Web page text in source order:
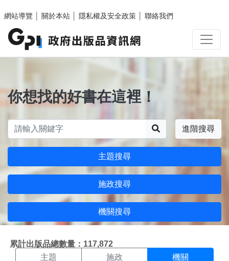
網站導覽
關於本站 隱私權及安全政策 聯絡我們
你想找的好書在這裡！
進階搜尋
主題搜尋
施政搜尋
機關搜尋
累計出版品總數量：117,872
機關搜尋結果頁面
主題 施政 機關